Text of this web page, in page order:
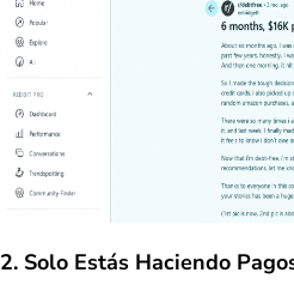
2. Solo Estás Haciendo